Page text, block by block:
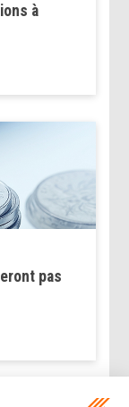
à
pas